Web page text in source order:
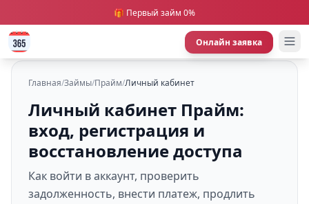
🎁 Первый займ 0%
Онлайн заявка
Главная/Займы/Прайм/Личный кабинет
Личный кабинет Прайм:
вход, регистрация и
восстановление доступа
Как войти в аккаунт, проверить
задолженность, внести платеж, продлить